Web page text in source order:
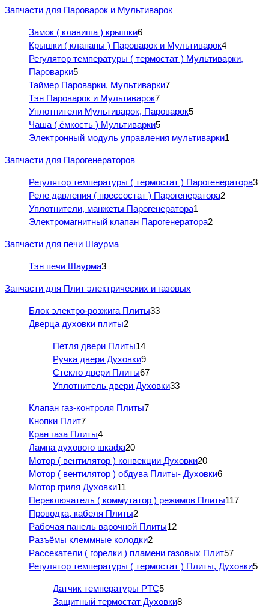
Запчасти для Пароварок и Мультиварок
Замок ( клавиша ) крышки6
Крышки ( клапаны ) Пароварок и Мультиварок4
Регулятор температуры ( термостат ) Мультиварки,
Пароварки5
Таймер Пароварки, Мультиварки7
Тэн Пароварок и Мультиварок7
Уплотнители Мультиварок, Пароварок5
Чаша ( ёмкость ) Мультиварки5
Электронный модуль управления мультиварки1
Запчасти для Парогенераторов
Регулятор температуры ( термостат ) Парогенератора3
Реле давления ( прессостат ) Парогенератора2
Уплотнители, манжеты Парогенератора1
Электромагнитный клапан Парогенератора2
Запчасти для печи Шаурма
Тэн печи Шаурма3
Запчасти для Плит электрических и газовых
Блок электро-розжига Плиты33
Дверца духовки плиты2
Петля двери Плиты14
Ручка двери Духовки9
Стекло двери Плиты67
Уплотнитель двери Духовки33
Клапан газ-контроля Плиты7
Кнопки Плит7
Кран газа Плиты4
Лампа духового шкафа20
Мотор ( вентилятор ) конвекции Духовки20
Мотор ( вентилятор ) обдува Плиты- Духовки6
Мотор гриля Духовки11
Переключатель ( коммутатор ) режимов Плиты117
Проводка, кабеля Плиты2
Рабочая панель варочной Плиты12
Разъёмы клеммные колодки2
Рассекатели ( горелки ) пламени газовых Плит57
Регулятор температуры ( термостат ) Плиты, Духовки5
Датчик температуры PTC5
Защитный термостат Духовки8